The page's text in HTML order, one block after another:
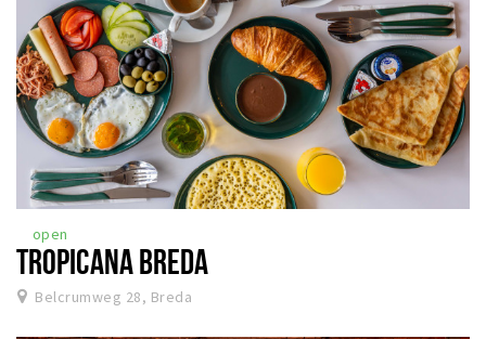
open
TROPICANA BREDA
Belcrumweg 28, Breda